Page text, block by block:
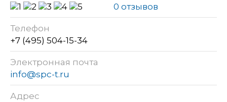
0 отзывов
Телефон
+7 (495) 504-15-34
Электронная почта
info@spc-t.ru
Адрес